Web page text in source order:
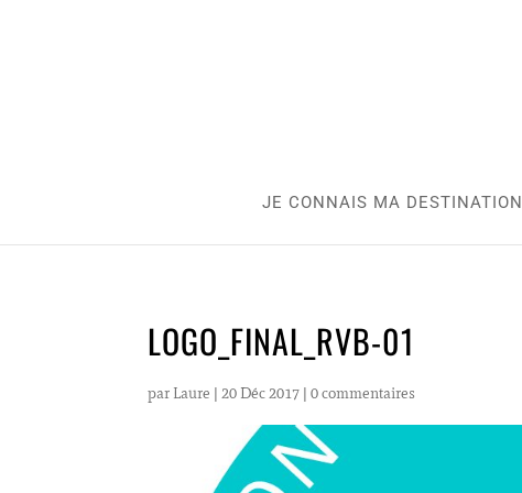
JE CONNAIS MA DESTINATION
LOGO_FINAL_RVB-01
par Laure |20 Déc 2017 |0 commentaires